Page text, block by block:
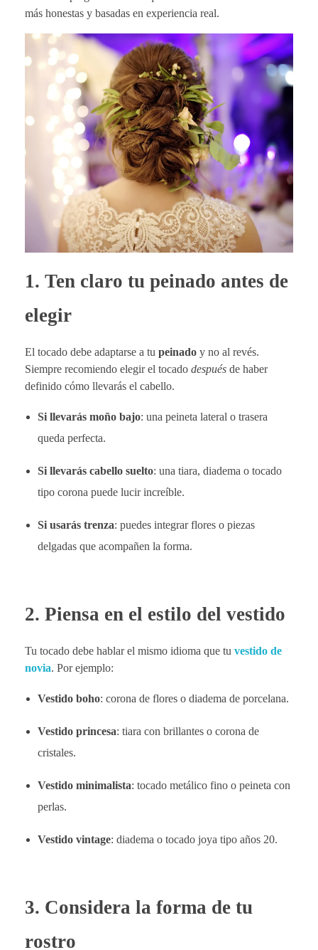
más honestas y basadas en experiencia real.
1. Ten claro tu peinado antes de
elegir
El tocado debe adaptarse a tu peinado y no al revés.
Siempre recomiendo elegir el tocado después de haber
definido cómo llevarás el cabello.
Si llevarás moño bajo: una peineta lateral o trasera
queda perfecta.
Si llevarás cabello suelto: una tiara, diadema o tocado
tipo corona puede lucir increíble.
Si usarás trenza: puedes integrar flores o piezas
delgadas que acompañen la forma.
2. Piensa en el estilo del vestido
Tu tocado debe hablar el mismo idioma que tu vestido de
novia. Por ejemplo:
Vestido boho: corona de flores o diadema de porcelana.
Vestido princesa: tiara con brillantes o corona de
cristales.
Vestido minimalista: tocado metálico fino o peineta con
perlas.
Vestido vintage: diadema o tocado joya tipo años 20.
3. Considera la forma de tu
rostro